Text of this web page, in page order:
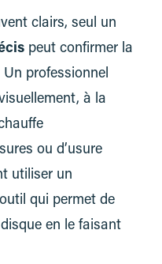
clairs, seul un
peut confirmer la
Un professionnel
à la
ou d’usure
utiliser un
qui permet de
en le faisant